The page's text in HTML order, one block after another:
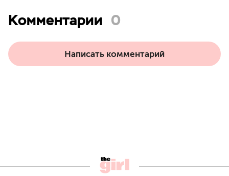
Комментарии 0
Написать комментарий